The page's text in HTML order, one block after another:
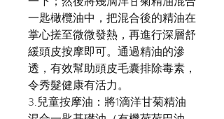
一匙橄欖油中，把混合後的精油在
掌心搓至微微發熱，再進行深層舒
緩頭皮按摩即可。通過精油的滲
透，有效幫助頭皮毛囊排除毒素，
令秀髮健康有活力。
3.兒童按摩油：將1滴洋甘菊精油